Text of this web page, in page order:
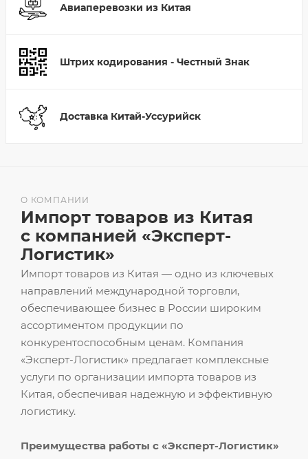
Авиаперевозки из Китая
Штрих кодирования - Честный Знак
Доставка Китай-Уссурийск
Импорт товаров из Китая — одно из ключевых
направлений международной торговли,
обеспечивающее бизнес в России широким
ассортиментом продукции по
конкурентоспособным ценам. Компания
«Эксперт-Логистик» предлагает комплексные
услуги по организации импорта товаров из
Китая, обеспечивая надежную и эффективную
логистику.
Преимущества работы с «Эксперт-Логистик»
О КОМПАНИИ
Импорт товаров из Китая
с компанией «Эксперт-
Логистик»